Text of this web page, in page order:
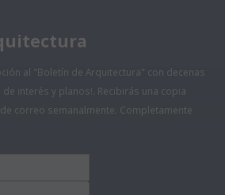
al "Boletín de Arquitectura" con decenas
interés y planos!. Recibirás una copia
correo semanalmente. Completamente